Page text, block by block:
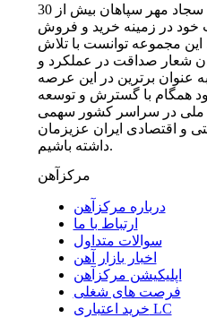
مرکزآهن با نام تجاری آهن سجاد مهر سپاهان بیش از 30
در زمینه خرید و فروش
این مجموعه توانست با تلاش
شعار صداقت در عملکرد و
عنوان برترین در این عرصه
همگام با گسترش و توسعه
ملی در سراسر کشور سهمی
و اقتصادی ایران عزیزمان
داشته باشیم.
مرکزآهن
درباره مرکزآهن
ارتباط با ما
سوالات متداول
اخبار بازار آهن
اپلیکیشن مرکزآهن
فرصت های شغلی
خرید اعتباری LC